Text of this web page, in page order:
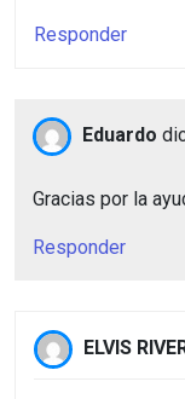
Responder
Eduardo
Gracias por la
Responder
ELVIS